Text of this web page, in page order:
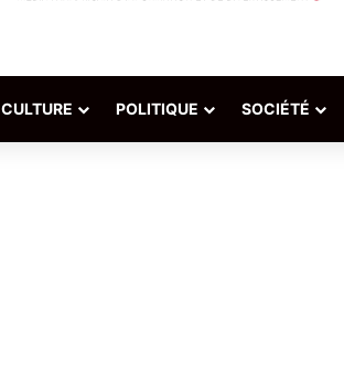
CULTURE POLITIQUE SOCIÉTÉ